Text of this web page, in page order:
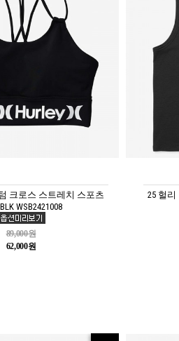
크로스 스트레치 스포츠
WSB2421008
89,000원
62,000원
25 헐